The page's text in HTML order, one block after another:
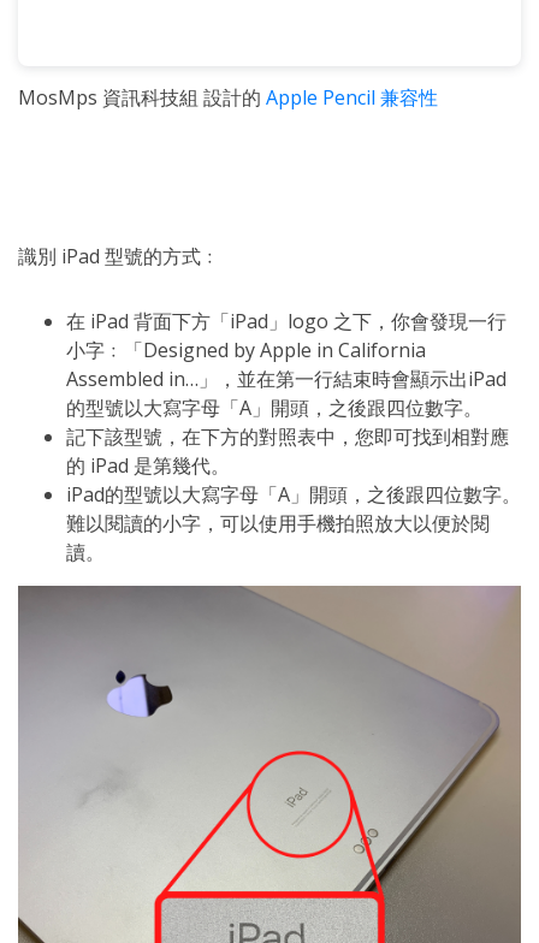
MosMps 資訊科技組 設計的 Apple Pencil 兼容性
識別 iPad 型號的方式﹕
在 iPad 背面下方「iPad」logo 之下，你會發現一行
小字﹕「Designed by Apple in California
Assembled in…」，並在第一行結束時會顯示出iPad
的型號以大寫字母「A」開頭，之後跟四位數字。
記下該型號，在下方的對照表中，您即可找到相對應
的 iPad 是第幾代。
iPad的型號以大寫字母「A」開頭，之後跟四位數字。
難以閱讀的小字，可以使用手機拍照放大以便於閱
讀。